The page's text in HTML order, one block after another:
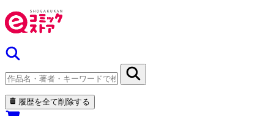
履歴を全て削除する